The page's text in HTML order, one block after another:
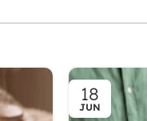
18
JUN